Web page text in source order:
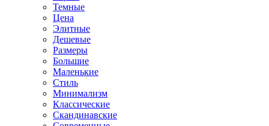
Темные
Цена
Элитные
Дешевые
Размеры
Большие
Маленькие
Стиль
Минимализм
Классические
Скандинавские